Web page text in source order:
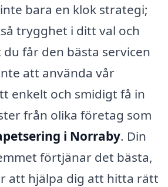
bara en klok strategi;
trygghet i ditt val och
får den bästa servicen
att använda vår
enkelt och smidigt få in
från olika företag som
i Norraby. Din
förtjänar det bästa,
att hjälpa dig att hitta rätt